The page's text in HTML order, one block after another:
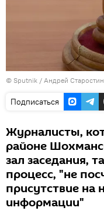
© Sputnik / Андрей Старостин
Подписаться
Журналисты,
районе
зал заседания,
процесс, "не
присутствие на
информации"